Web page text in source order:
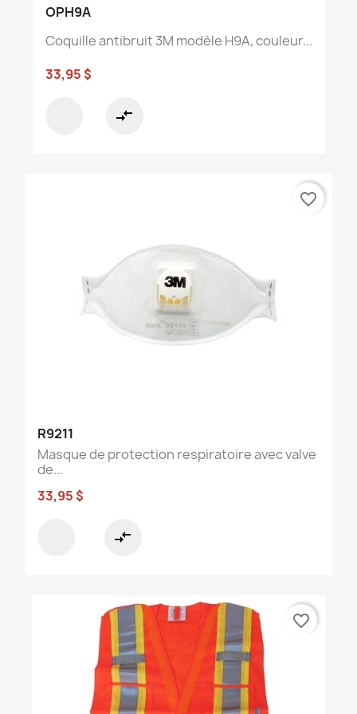
OPH9A
Coquille antibruit 3M modèle H9A, couleur...
33,95 $
compare_arrows
R9211
Masque de protection respiratoire avec valve
de...
33,95 $
compare_arrows
favorite_border
favorite_border